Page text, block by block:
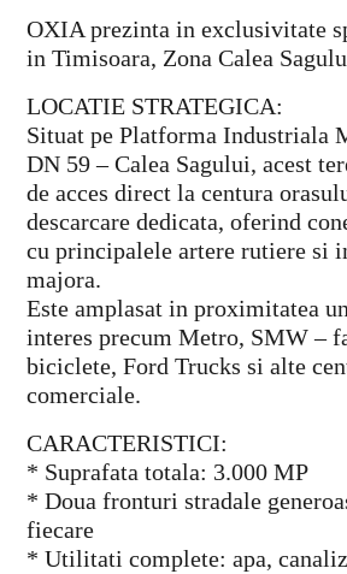
OXIA prezinta in exclusivitate
in Timisoara, Zona Calea
LOCATIE STRATEGICA:
Situat pe Platforma Industriala
DN 59 – Calea Sagului, acest
de acces direct la centura
descarcare dedicata, oferind
cu principalele artere rutiere si
majora.
Este amplasat in proximitatea
interes precum Metro, SMW –
biciclete, Ford Trucks si alte
comerciale.
CARACTERISTICI:
* Suprafata totala: 3.000 MP
* Doua fronturi stradale
fiecare
* Utilitati complete: apa,